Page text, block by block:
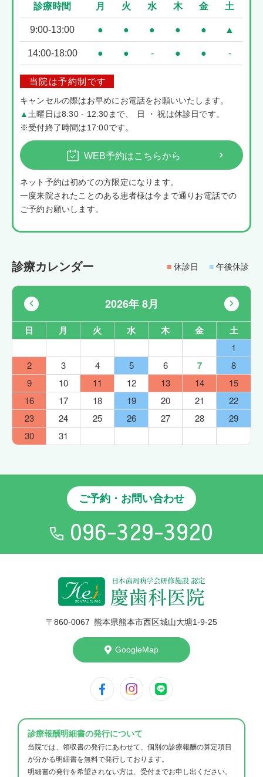
診療時間 月 火 水 木 金 土
9:00-13:00 ● ● ● ● ● ▲
14:00-18:00 ● ● - ● ● -
当院は予約制です
キャンセルの際はお早めにお電話をお願いいたします。
▲ 土曜日は8:30 - 12:30まで 日・祝は休診日です。
※受付終了時間は17:00です。
WEB予約はこちらから
ネット予約は初めての方限定になります。
一度来院されたことのある患者様は今まで通りお電話での
ご予約お願いします。
診療カレンダー ■ 休診日 ■ 午後休診
2026年 8月
日 月 火 水 木 金 土
1
2
3 4 5 6 7
8
9
10 11 12 13 14
15
16
17 18 19 20 21
22
23
24 25 26 27 28
29
30
31
ご予約・お問い合わせ
096-329-3920
〒860-0067 熊本県熊本市西区城山大塘1-9-25
GoogleMap
診療報酬明細書の発行について
当院では、領収書の発行にあわせて、個別の診療報酬の算定項目
が分かる明細書を無料で発行しております。
明細書の発行を希望されない方は、受付までお申し出ください。